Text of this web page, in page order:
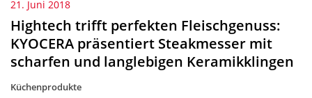
21. Juni 2018
Hightech trifft perfekten Fleischgenuss:
KYOCERA präsentiert Steakmesser mit
scharfen und langlebigen Keramikklingen
Küchenprodukte